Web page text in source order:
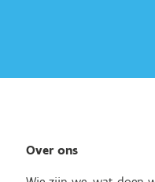
Over ons